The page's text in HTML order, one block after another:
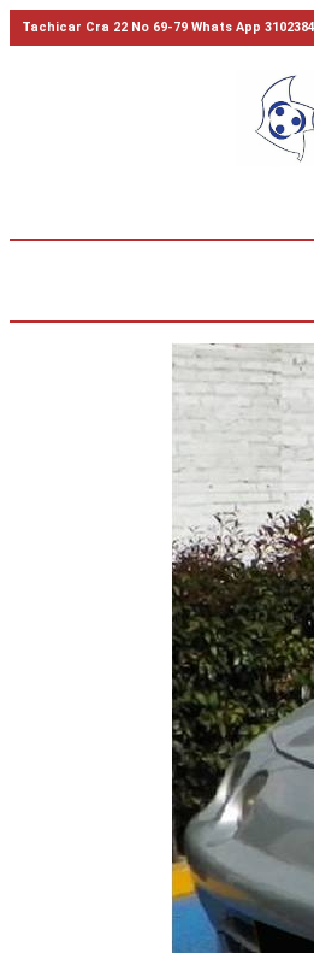
Tachicar Cra 22 No 69-79 Whats App